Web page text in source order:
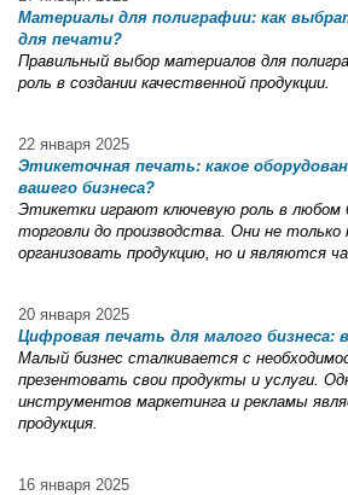
Материалы для полиграфии: как
для печати?
Правильный выбор материалов для
роль в создании качественной продукции.
22 января 2025
Этикеточная печать: какое
вашего бизнеса?
Этикетки играют ключевую роль в любом
торговли до производства. Они не
организовать продукцию, но и являются
20 января 2025
Цифровая печать для малого бизнеса:
Малый бизнес сталкивается с
презентовать свои продукты и услуги.
инструментов маркетинга и рекламы
продукция.
16 января 2025